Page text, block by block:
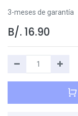
3-meses de garantía
B/. 16.90